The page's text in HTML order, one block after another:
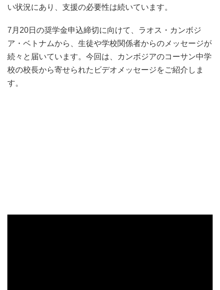
い状況にあり、支援の必要性は続いています。
7月20日の奨学金申込締切に向けて、ラオス・カンボジ
ア・ベトナムから、生徒や学校関係者からのメッセージが
続々と届いています。今回は、カンボジアのコーサン中学
校の校長から寄せられたビデオメッセージをご紹介しま
す。